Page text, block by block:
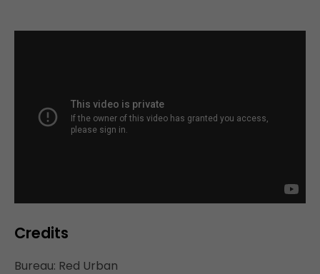
Credits
Bureau: Red Urban